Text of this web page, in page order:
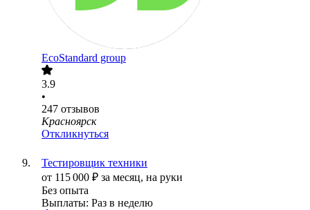
EcoStandard group
3.9
•
247 отзывов
Красноярск
Откликнуться
Тестировщик техники
от 115 000 ₽ за месяц, на руки
Без опыта
Выплаты: Раз в неделю